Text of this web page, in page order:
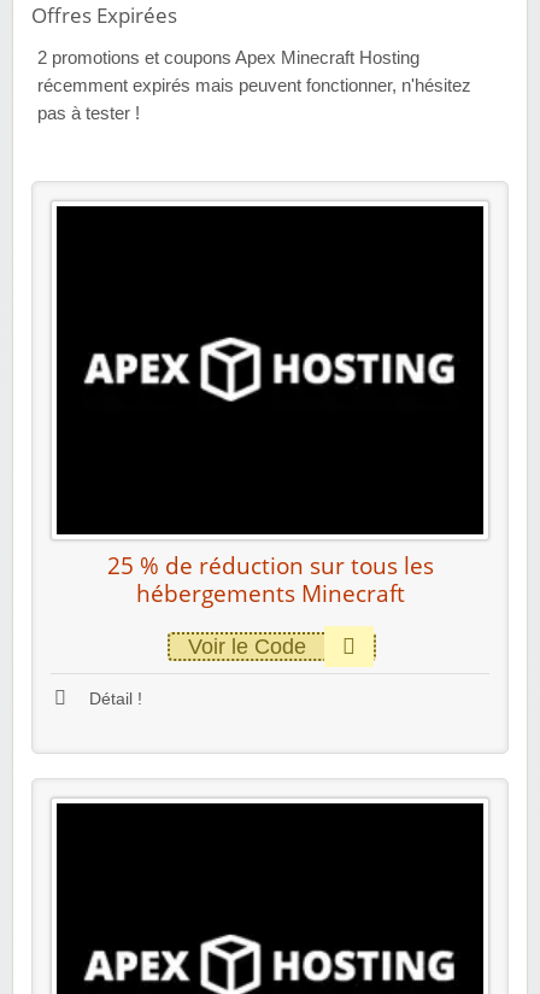
Offres Expirées
2 promotions et coupons Apex Minecraft Hosting
récemment expirés mais peuvent fonctionner, n'hésitez
pas à tester !
25 % de réduction sur tous les
hébergements Minecraft
Voir le Code
Détail !